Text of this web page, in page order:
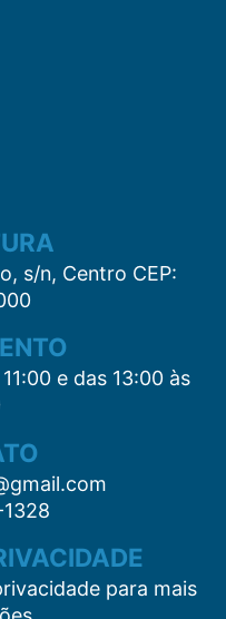
s/n, Centro CEP:
e das 13:00 às
para mais